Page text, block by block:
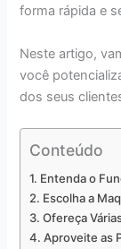
forma rápida e
Neste artigo,
você
dos seus
Conteúdo
Entenda o
Escolha a
Ofereça
Aproveite as